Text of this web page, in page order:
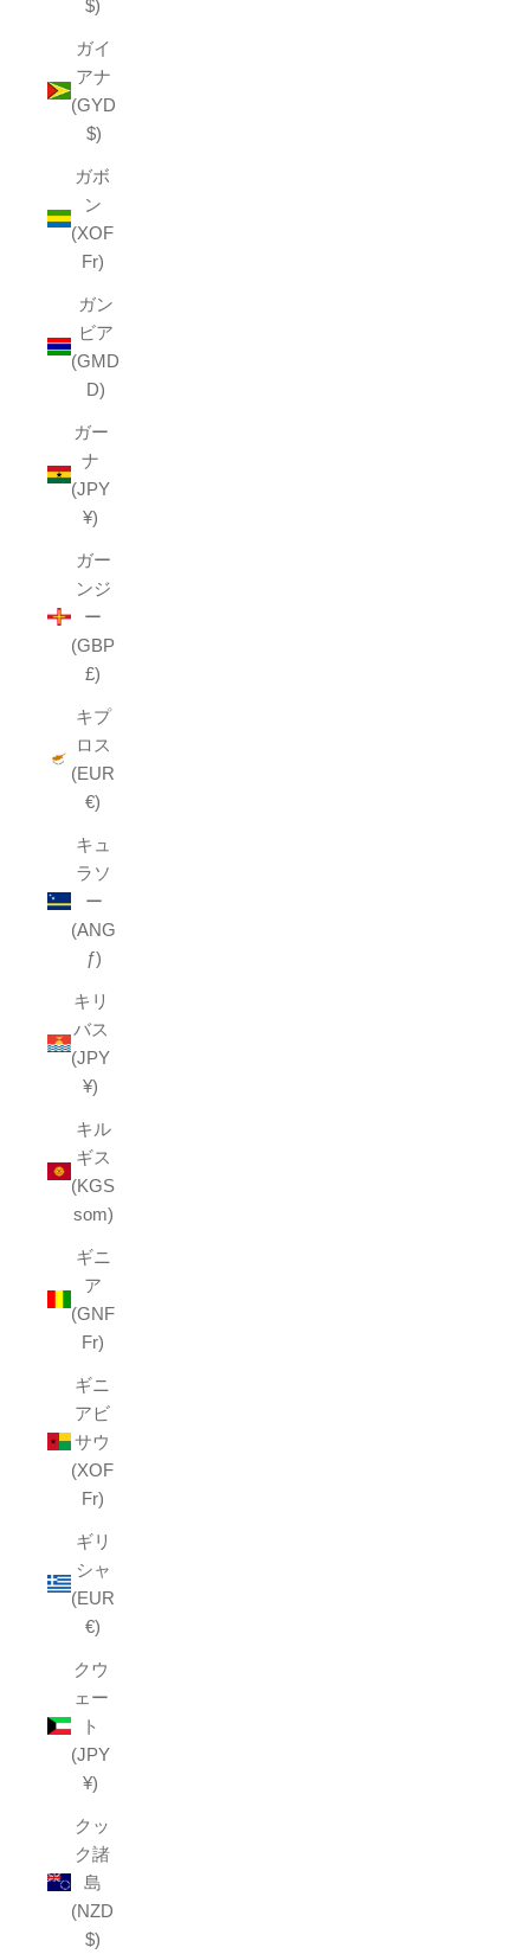
$)
ガイ
アナ
(GYD
$)
ガボ
ン
(XOF
Fr)
ガン
ビア
(GMD
D)
ガー
ナ
(JPY
¥)
ガー
ンジ
ー
(GBP
£)
キプ
ロス
(EUR
€)
キュ
ラソ
ー
(ANG
ƒ)
キリ
バス
(JPY
¥)
キル
ギス
(KGS
som)
ギニ
ア
(GNF
Fr)
ギニ
アビ
サウ
(XOF
Fr)
ギリ
シャ
(EUR
€)
クウ
ェー
ト
(JPY
¥)
クッ
ク諸
島
(NZD
$)